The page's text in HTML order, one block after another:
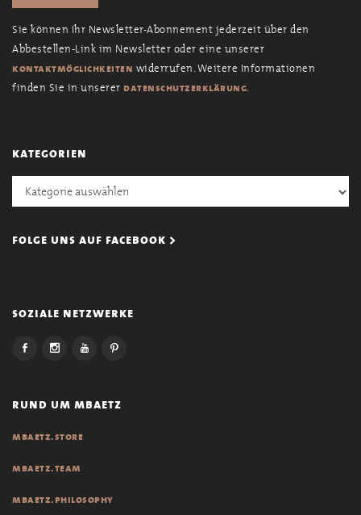
Sie können Ihr Newsletter-Abonnement jederzeit über den
Abbestellen-Link im Newsletter oder eine unserer
kontaktmöglichkeiten widerrufen. Weitere Informationen
finden Sie in unserer datenschutzerklärung.
kategorien
Kategorien
folge uns auf facebook >
soziale netzwerke
rund um mbaetz
mbaetz.store
mbaetz.team
mbaetz.philosophy